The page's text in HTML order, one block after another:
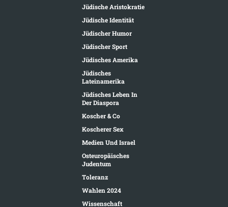
Jüdische Aristokratie
Jüdische Identität
Jüdischer Humor
Jüdischer Sport
Jüdisches Amerika
Jüdisches
Lateinamerika
Jüdisches Leben In
Der Diaspora
Koscher & Co
Koscherer Sex
Medien Und Israel
Osteuropäisches
Judentum
Toleranz
Wahlen 2024
Wissenschaft